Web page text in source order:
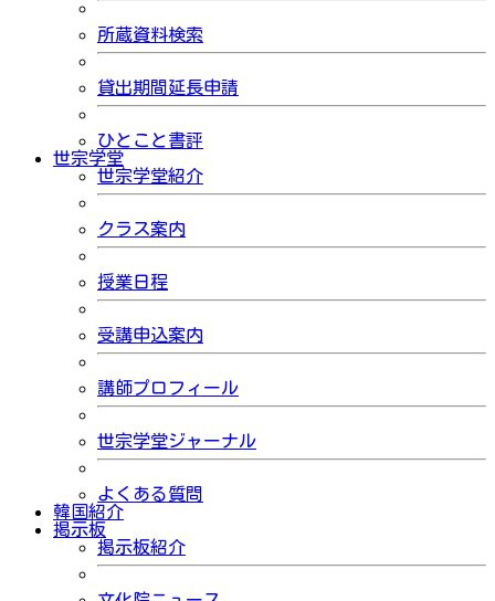
所蔵資料検索
貸出期間延長申請
ひとこと書評
世宗学堂
世宗学堂紹介
クラス案内
授業日程
受講申込案内
講師プロフィール
世宗学堂ジャーナル
よくある質問
韓国紹介
掲示板
掲示板紹介